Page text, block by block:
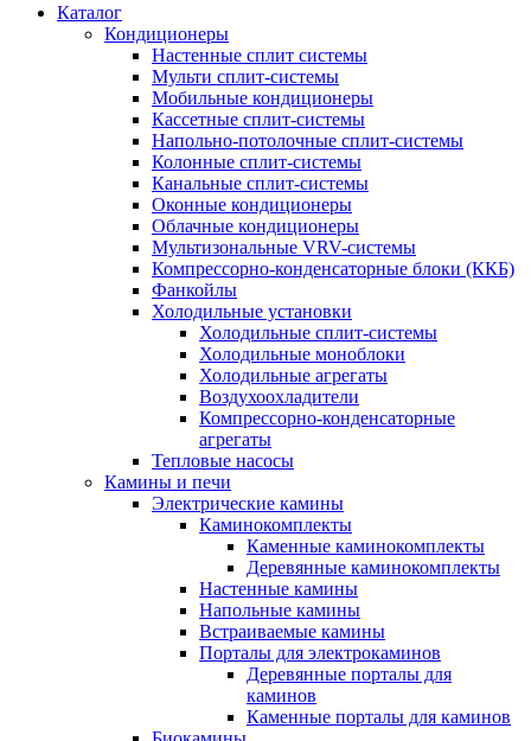
Каталог
Кондиционеры
Настенные сплит системы
Мульти сплит-системы
Мобильные кондиционеры
Кассетные сплит-системы
Напольно-потолочные сплит-системы
Колонные сплит-системы
Канальные сплит-системы
Оконные кондиционеры
Облачные кондиционеры
Мультизональные VRV-системы
Компрессорно-конденсаторные блоки (ККБ)
Фанкойлы
Холодильные установки
Холодильные сплит-системы
Холодильные моноблоки
Холодильные агрегаты
Воздухоохладители
Компрессорно-конденсаторные
агрегаты
Тепловые насосы
Камины и печи
Электрические камины
Каминокомплекты
Каменные каминокомплекты
Деревянные каминокомплекты
Настенные камины
Напольные камины
Встраиваемые камины
Порталы для электрокаминов
Деревянные порталы для
каминов
Каменные порталы для каминов